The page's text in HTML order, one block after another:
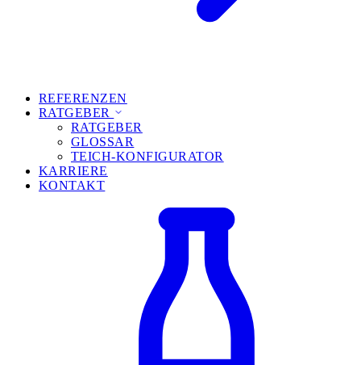
REFERENZEN
RATGEBER
RATGEBER
GLOSSAR
TEICH-KONFIGURATOR
KARRIERE
KONTAKT